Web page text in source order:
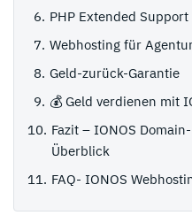
PHP Extended Support
Webhosting für
Geld-zurück-Garantie
💰 Geld verdienen mit
Fazit – IONOS
Überblick
FAQ- IONOS